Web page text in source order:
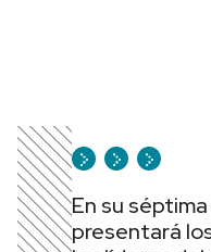
En su
presentará